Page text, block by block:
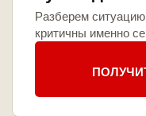
Разберем
критичны именно